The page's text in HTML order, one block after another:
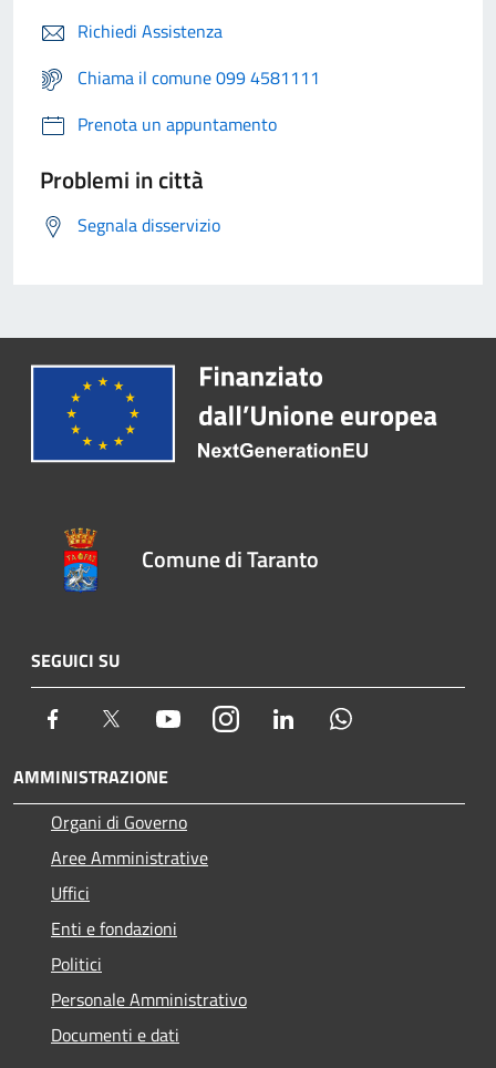
Richiedi Assistenza
Chiama il comune 099 4581111
Prenota un appuntamento
Problemi in città
Segnala disservizio
Comune di Taranto
SEGUICI SU
Facebook Twitter YoutubeInstagram LinkedIn
AMMINISTRAZIONE
Organi di Governo
Aree Amministrative
Uffici
Enti e fondazioni
Politici
Personale Amministrativo
Documenti e dati